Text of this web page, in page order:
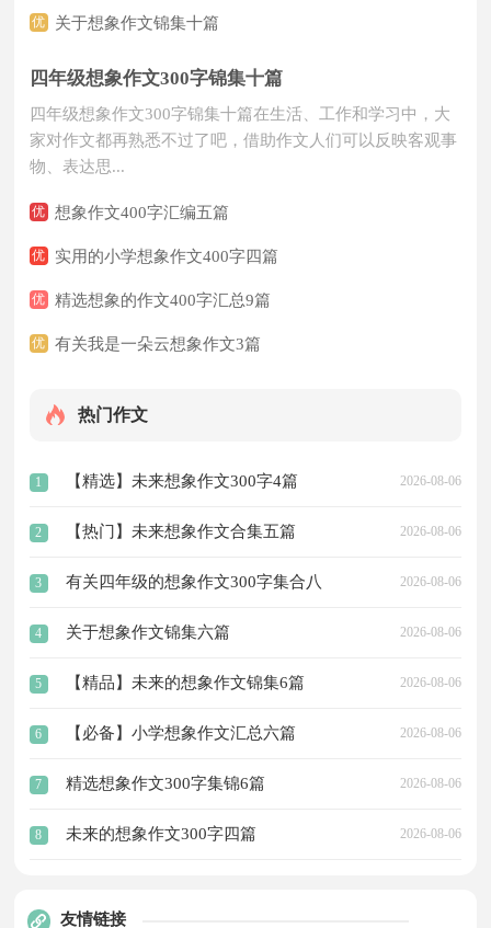
优 关于想象作文锦集十篇
四年级想象作文300字锦集十篇
四年级想象作文300字锦集十篇在生活、工作和学习中，大
家对作文都再熟悉不过了吧，借助作文人们可以反映客观事
物、表达思...
优 想象作文400字汇编五篇
优 实用的小学想象作文400字四篇
优 精选想象的作文400字汇总9篇
优 有关我是一朵云想象作文3篇
热门作文
1 【精选】未来想象作文300字4篇 2026-08-06
2 【热门】未来想象作文合集五篇 2026-08-06
3 有关四年级的想象作文300字集合八
篇
2026-08-06
4 关于想象作文锦集六篇 2026-08-06
5 【精品】未来的想象作文锦集6篇 2026-08-06
6 【必备】小学想象作文汇总六篇 2026-08-06
7 精选想象作文300字集锦6篇 2026-08-06
8 未来的想象作文300字四篇 2026-08-06
友情链接